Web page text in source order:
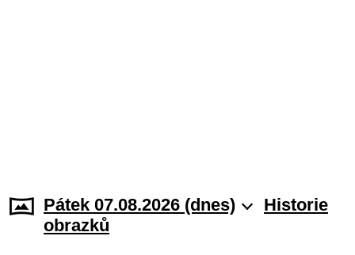
Pátek 07.08.2026 (dnes)
Historie
obrazků